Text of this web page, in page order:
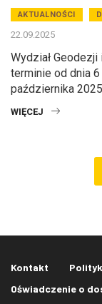
AKTUALNOŚCI
22.09.2025
Wydział
terminie od dnia
października
WIĘCEJ
Kontakt
Oświadczenie o